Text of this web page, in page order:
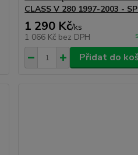
CLASS V 280 1997-2003 -
1 290 Kč/ks
1 066 Kč bez DPH
Přidat do